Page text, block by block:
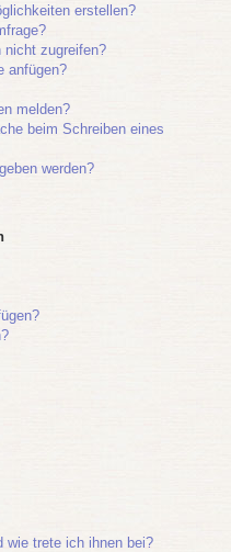
erstellen?
nicht zugreifen?
anfügen?
melden?
beim Schreiben eines
werden?
wie trete ich ihnen bei?